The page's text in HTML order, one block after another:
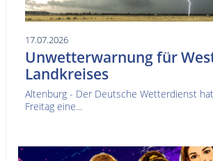
17.07.2026
Unwetterwarnung für
Landkreises
Altenburg - Der Deutsche Wetterdienst
Freitag eine...